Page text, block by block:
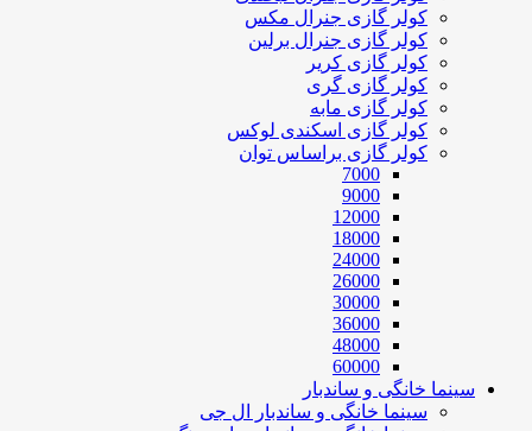
کولر گازی جنرال مکس
کولر گازی جنرال برلین
کولر گازی کریر
کولر گازی گری
کولر گازی مابه
کولر گازی اسکندی لوکس
کولر گازی براساس توان
7000
9000
12000
18000
24000
26000
30000
36000
48000
60000
سینما خانگی و ساندبار
سینما خانگی و ساندبار ال جی